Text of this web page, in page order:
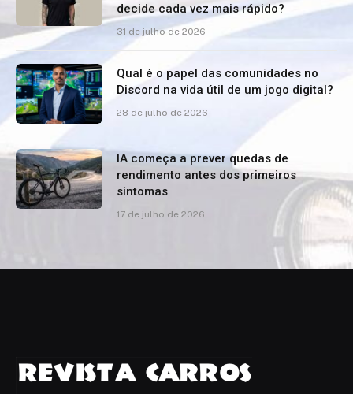
decide cada vez mais rápido?
31 de julho de 2026
Qual é o papel das comunidades no
Discord na vida útil de um jogo digital?
28 de julho de 2026
IA começa a prever quedas de
rendimento antes dos primeiros
sintomas
17 de julho de 2026